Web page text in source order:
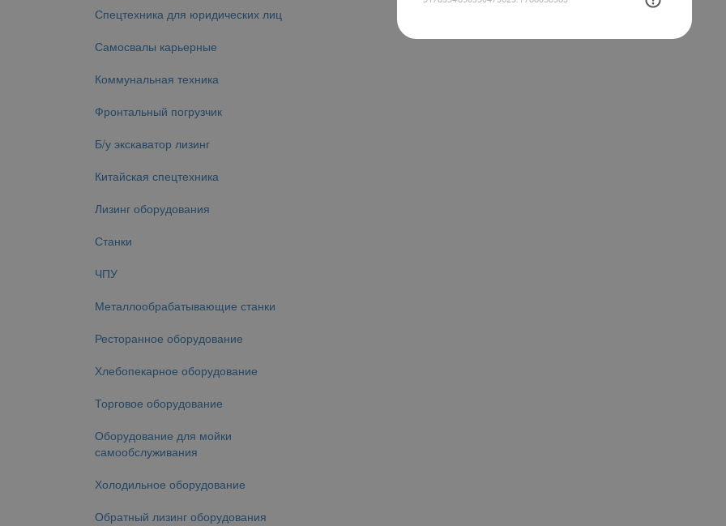
Спецтехника для юридических лиц
Самосвалы карьерные
Коммунальная техника
Фронтальный погрузчик
Б/у экскаватор лизинг
Китайская спецтехника
Лизинг оборудования
Станки
ЧПУ
Металлообрабатывающие станки
Ресторанное оборудование
Хлебопекарное оборудование
Торговое оборудование
Оборудование для мойки
самообслуживания
Холодильное оборудование
Обратный лизинг оборудования